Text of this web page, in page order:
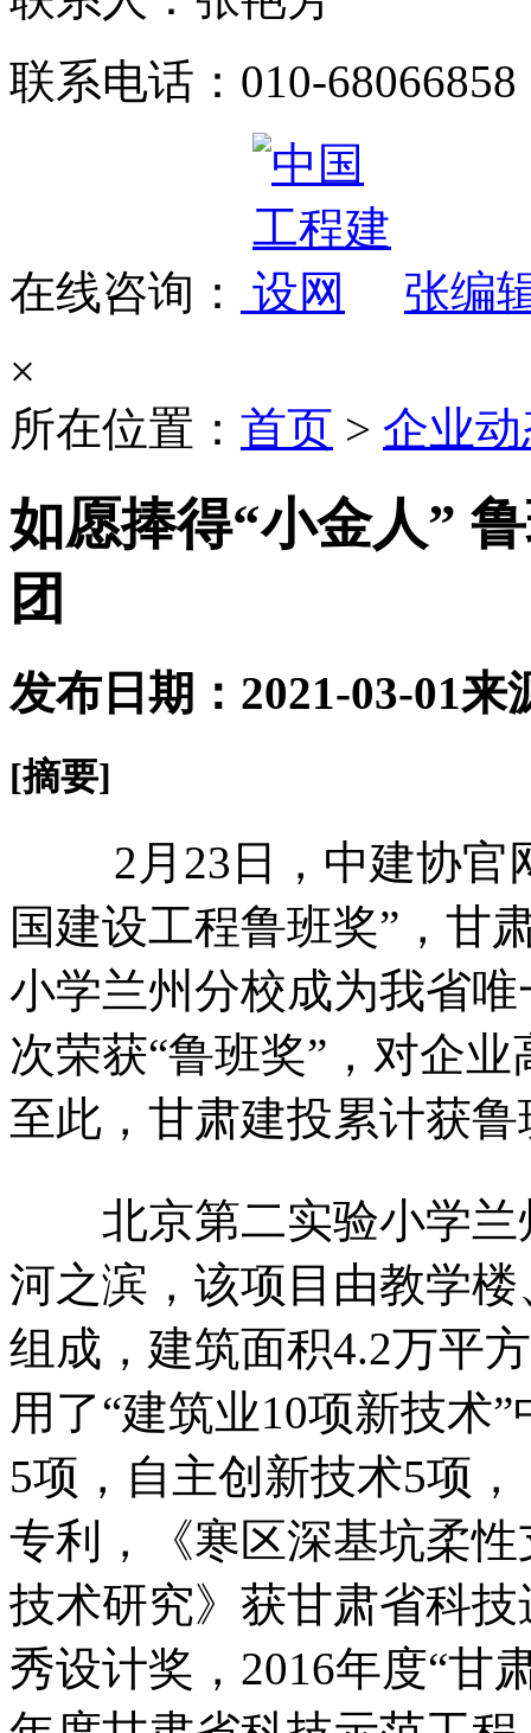
联系电话：010-68066858
在线咨询：
张编
×
所在位置： 首页 > 企业
如愿捧得“小金人”
团
发布日期：2021-03-01来
[摘要]
2月23日，中建协官网
国建设工程鲁班奖”，甘
小学兰州分校成为我省
次荣获“鲁班奖”，对企
至此，甘肃建投累计获
北京第二实验小学兰
河之滨，该项目由教学
组成，建筑面积4.2万平
用了“建筑业10项新技术
5项，自主创新技术5项
专利，《寒区深基坑柔
技术研究》获甘肃省科
秀设计奖，2016年度“甘